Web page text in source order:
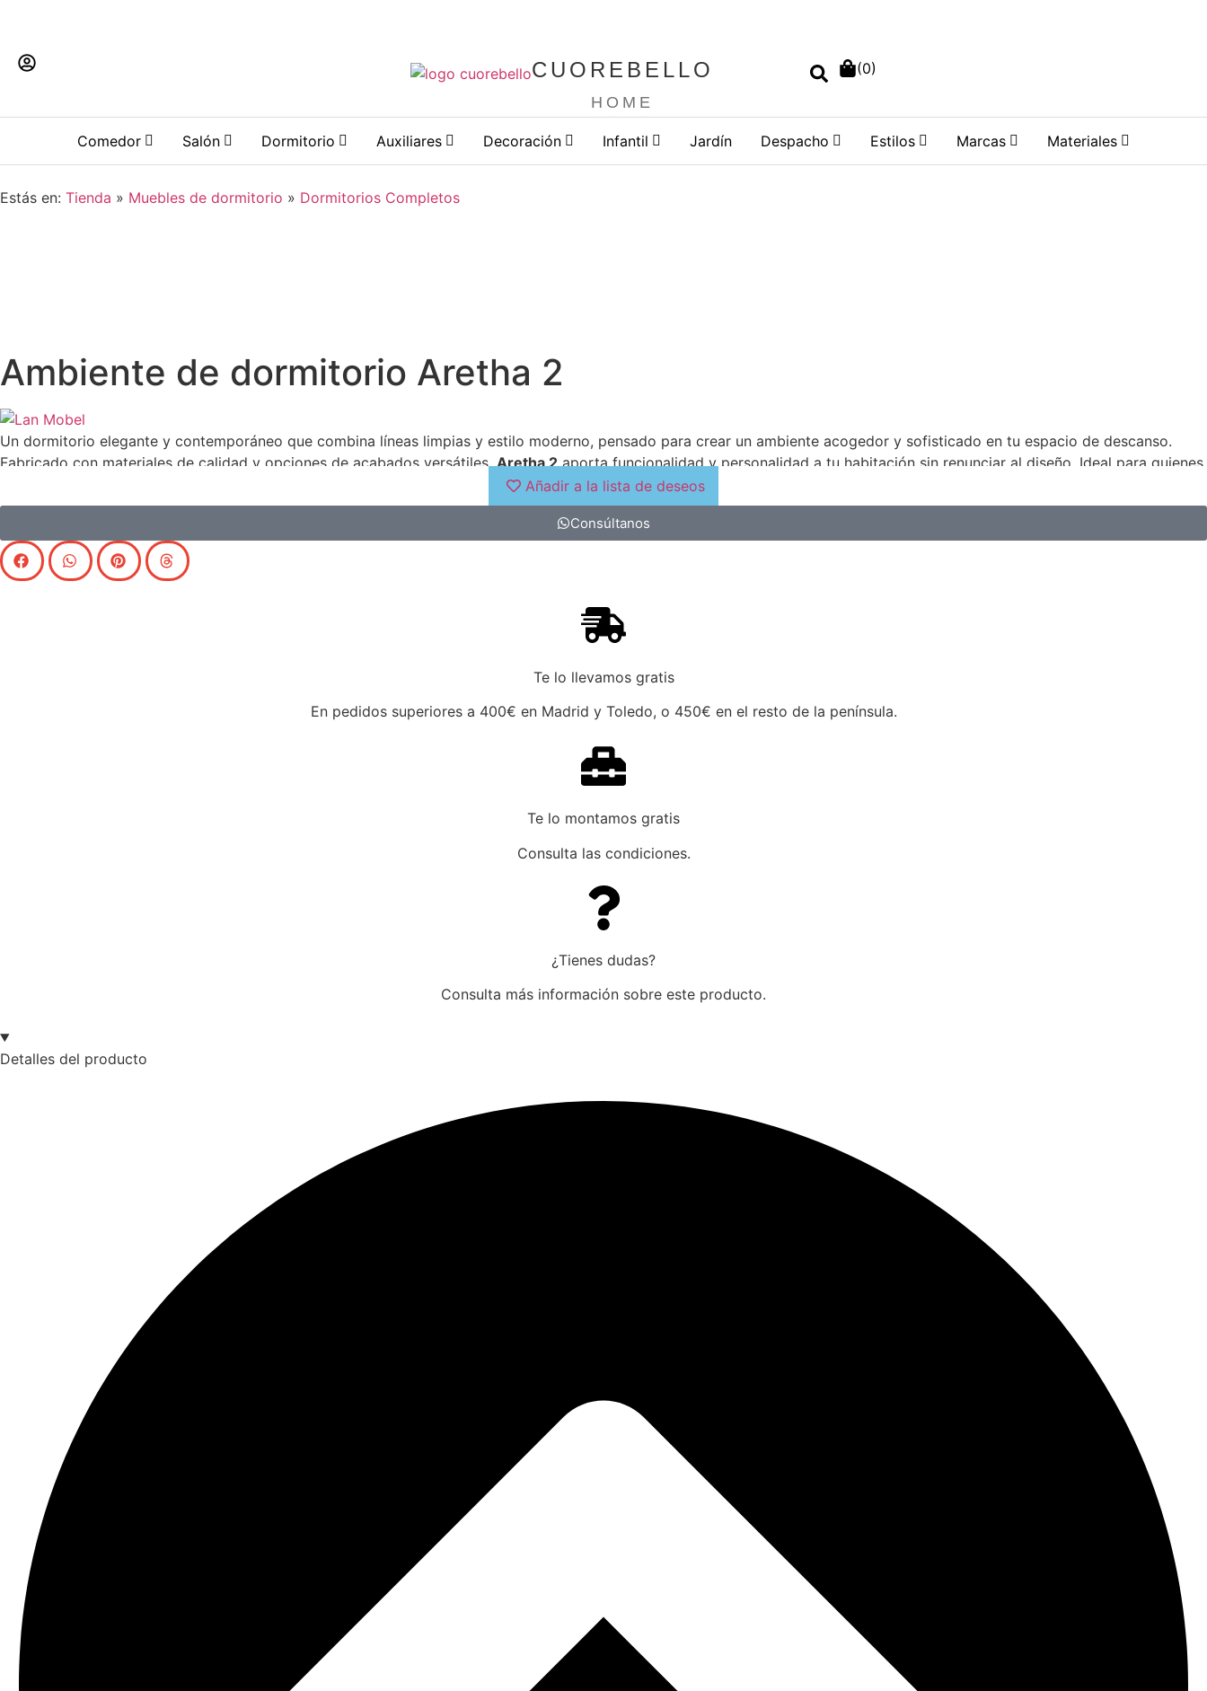
HOME
CUOREBELLO (0)
Comedor Salón Dormitorio Auxiliares Decoración Infantil Jardín Despacho Estilos Marcas Materiales
Estás en: Tienda » Muebles de dormitorio » Dormitorios Completos
Ambiente de dormitorio Aretha 2
Un dormitorio elegante y contemporáneo que combina líneas limpias y estilo moderno, pensado para crear un ambiente acogedor y sofisticado en tu espacio de descanso.
Fabricado con materiales de calidad y opciones de acabados versátiles,Aretha 2aporta funcionalidad y personalidad a tu habitación sin renunciar al diseño. Ideal para quienes
Añadir a la lista de deseos
Consúltanos
Te lo llevamos gratis
En pedidos superiores a 400€ en Madrid y Toledo, o 450€ en el resto de la península.
Te lo montamos gratis
Consulta las condiciones.
¿Tienes dudas?
Consulta más información sobre este producto.
Detalles del producto